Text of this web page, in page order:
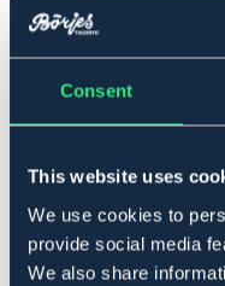
Consent
This website uses
We use cookies to
provide social media
We also share
Produktbeskrivning
Är ett vetefritt
som köttprotein och
omtyckt Light foder
(vid övervikt, minska
med ca 10-20%).